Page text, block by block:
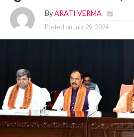
By ARATI VERMA
Posted on July 29, 2024